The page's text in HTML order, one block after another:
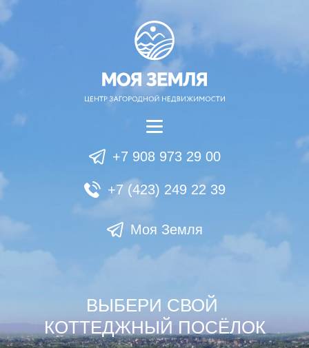
ВЫБЕРИ СВОЙ
КОТТЕДЖНЫЙ ПОСЁЛОК
+7 908 973 29 00
+7 (423) 249 22 39
Моя Земля